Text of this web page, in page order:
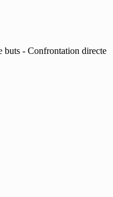
buts - Confrontation directe